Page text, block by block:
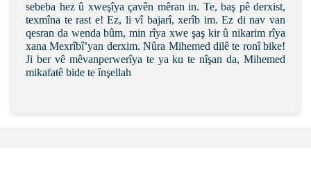
sebeba hez û xweşîya çavên mêran in. Te, baş pê derxist,
texmîna te rast e! Ez, li vî bajarî, xerîb im. Ez di nav van
qesran da wenda bûm, min rîya xwe şaş kir û nikarim rîya
xana Mexrîbî’yan derxim. Nûra Mihemed dilê te ronî bike!
Ji ber vê mêvanperwerîya te ya ku te nîşan da, Mihemed
mikafatê bide te înşellah